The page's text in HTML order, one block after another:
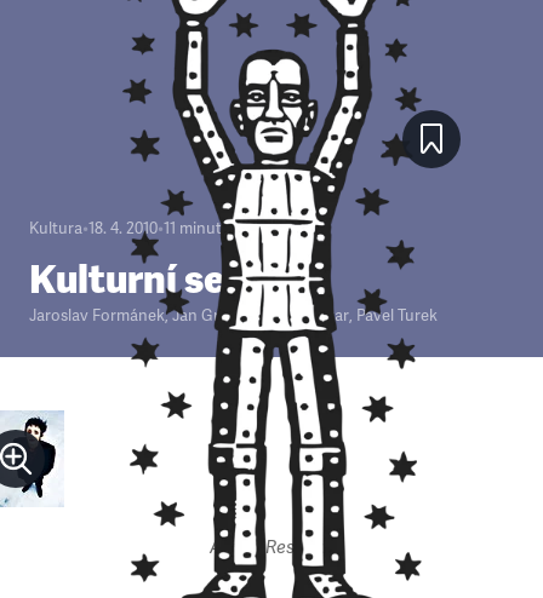
Kultura•18. 4. 2010•11 minut
Kulturní servis
Jaroslav Formánek,Jan Gregor ,Jan H. Vitvar, Pavel Turek
Autor: Respekt